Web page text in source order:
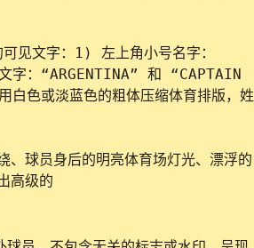
见文字：1) 左上角小号名字：
字：“ARGENTINA” 和 “CAPTAIN
色或淡蓝色的粗体压缩体育排版，姓
、球员身后的明亮体育场灯光、漂浮的
高级的